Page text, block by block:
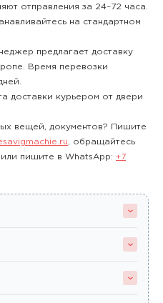
отправления за 24–72 часа.
на стандартном
предлагает доставку
Время перевозки
доставки курьером от двери
вещей, документов? Пишите
, обращайтесь
или пишите в WhatsApp: +7